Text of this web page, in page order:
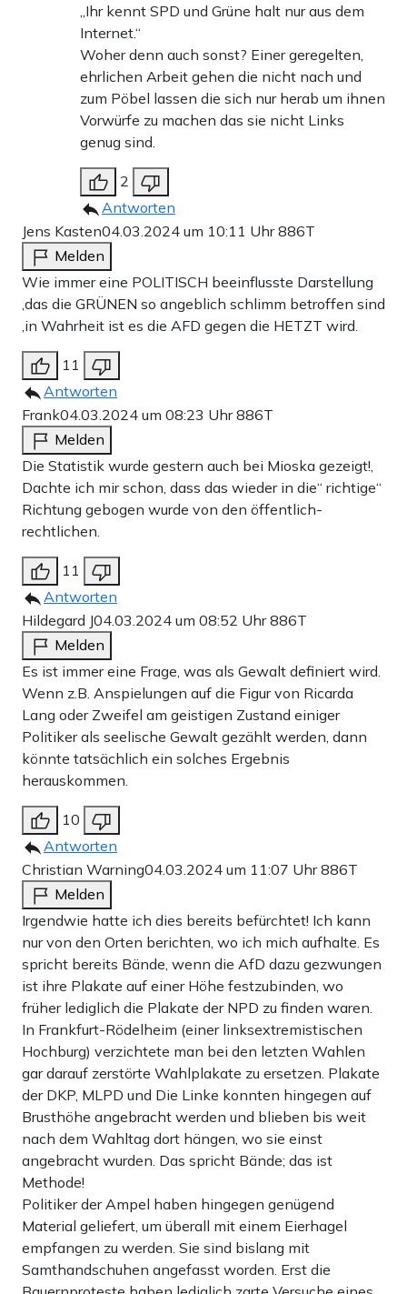
„Ihr kennt SPD und Grüne halt nur aus dem
Internet.“
Woher denn auch sonst? Einer geregelten,
ehrlichen Arbeit gehen die nicht nach und
zum Pöbel lassen die sich nur herab um ihnen
Vorwürfe zu machen das sie nicht Links
genug sind.
2
Antworten
Jens Kasten04.03.2024 um 10:11 Uhr886T
Melden
Wie immer eine POLITISCH beeinflusste Darstellung
,das die GRÜNEN so angeblich schlimm betroffen sind
,in Wahrheit ist es die AFD gegen die HETZT wird.
11
Antworten
Frank04.03.2024 um 08:23 Uhr886T
Melden
Die Statistik wurde gestern auch bei Mioska gezeigt!,
Dachte ich mir schon, dass das wieder in die“ richtige“
Richtung gebogen wurde von den öffentlich-
rechtlichen.
11
Antworten
Hildegard J04.03.2024 um 08:52 Uhr886T
Melden
Es ist immer eine Frage, was als Gewalt definiert wird.
Wenn z.B. Anspielungen auf die Figur von Ricarda
Lang oder Zweifel am geistigen Zustand einiger
Politiker als seelische Gewalt gezählt werden, dann
könnte tatsächlich ein solches Ergebnis
herauskommen.
10
Antworten
Christian Warning04.03.2024 um 11:07 Uhr886T
Melden
Irgendwie hatte ich dies bereits befürchtet! Ich kann
nur von den Orten berichten, wo ich mich aufhalte. Es
spricht bereits Bände, wenn die AfD dazu gezwungen
ist ihre Plakate auf einer Höhe festzubinden, wo
früher lediglich die Plakate der NPD zu finden waren.
In Frankfurt-Rödelheim (einer linksextremistischen
Hochburg) verzichtete man bei den letzten Wahlen
gar darauf zerstörte Wahlplakate zu ersetzen. Plakate
der DKP, MLPD und Die Linke konnten hingegen auf
Brusthöhe angebracht werden und blieben bis weit
nach dem Wahltag dort hängen, wo sie einst
angebracht wurden. Das spricht Bände; das ist
Methode!
Politiker der Ampel haben hingegen genügend
Material geliefert, um überall mit einem Eierhagel
empfangen zu werden. Sie sind bislang mit
Samthandschuhen angefasst worden. Erst die